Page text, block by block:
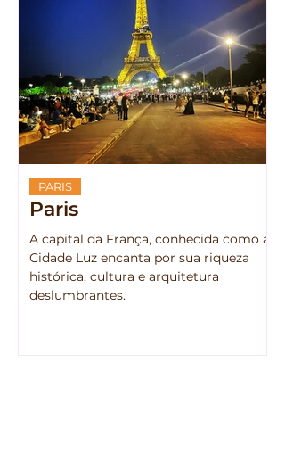
Paris
A capital da França, conhecida como a
Cidade Luz encanta por sua riqueza
histórica, cultura e arquitetura
deslumbrantes.
PARIS